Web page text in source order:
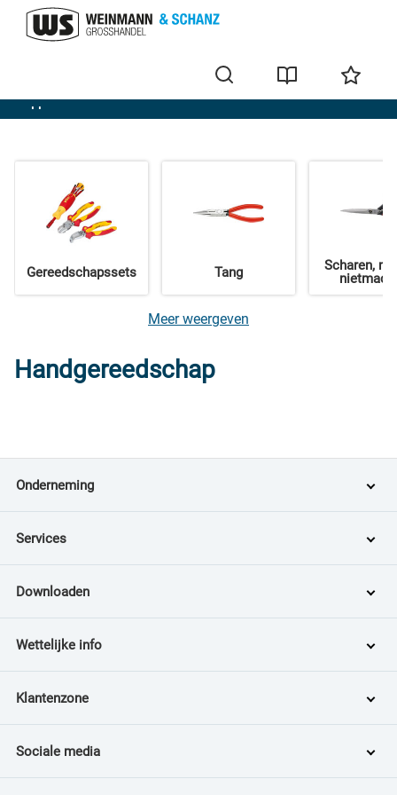
Apparaten
Gereedschapssets Tang
Scharen,
Meer weergeven
Handgereedschap
Onderneming
Services
Downloaden
Wettelijke info
Klantenzone
Sociale media